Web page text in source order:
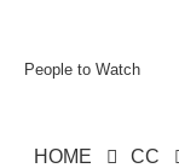
People to Watch
HOME CC